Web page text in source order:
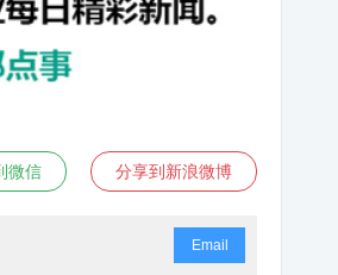
分享到新浪微博
微信
Email